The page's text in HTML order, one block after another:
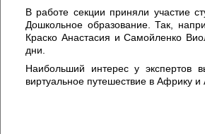
В работе секции приняли участие
Дошкольное образование. Так,
Краско Анастасия и Самойленко
дни.
Наибольший интерес у экспертов
виртуальное путешествие в Африку